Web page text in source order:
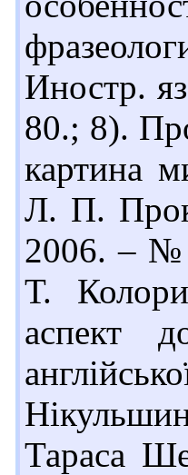
Иностр.
80.; 8).
картина
Л. П.
2006. – №
Т.
аспект
Тараса